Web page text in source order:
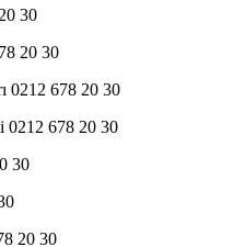
30
20 30
0212 678 20 30
0212 678 20 30
30
20 30